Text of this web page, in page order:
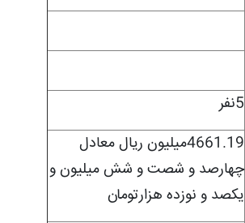
5نفر
4661.19میلیون ریال معادل
چهارصد و شصت و شش میلیون و
یکصد و نوزده هزارتومان